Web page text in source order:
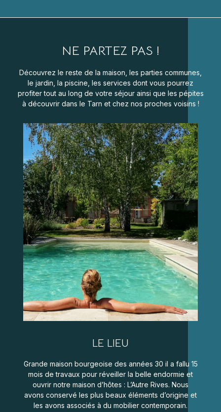
NE PARTEZ PAS !
Découvrez le reste de la maison, les parties communes,
le jardin, la piscine, les services dont vous pourrez
profiter tout au long de votre séjour ainsi que les pépites
à découvrir dans le Tarn et chez nos proches voisins !
LE LIEU
Grande maison bourgeoise des années 30 il a fallu 15
mois de travaux pour réveiller la belle endormie et
ouvrir notre maison d’hôtes : L’Autre Rives. Nous
avons conservé les plus beaux éléments d’origine et
les avons associés à du mobilier contemporain.